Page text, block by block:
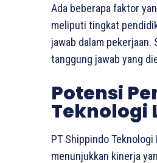
Ada beberapa faktor
meliputi tingkat
jawab dalam
tanggung jawab yang
Potensi
Teknologi
PT Shippindo
menunjukkan kinerja